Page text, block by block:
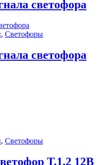
светофора
, Светофоры
светофора
, Светофоры
Т.1.2 12В